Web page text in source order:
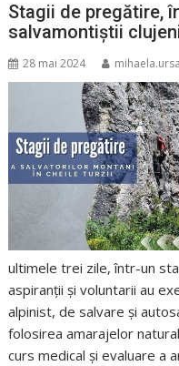
Stagii de pregătire,
salvamontiștii
28 mai 2024
ultimele trei zile, într-un
aspiranții și voluntarii au
alpinist, de salvare și
folosirea amarajelor
curs medical și evaluare a